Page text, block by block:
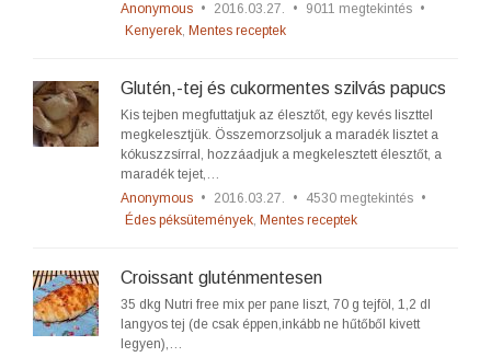
Anonymous • 2016.03.27. • 9011 megtekintés •
Kenyerek, Mentes receptek
Glutén,-tej és cukormentes szilvás papucs
Kis tejben megfuttatjuk az élesztőt, egy kevés liszttel
megkelesztjük. Összemorzsoljuk a maradék lisztet a
kókuszzsírral, hozzáadjuk a megkelesztett élesztőt, a
maradék tejet,…
Anonymous • 2016.03.27. • 4530 megtekintés •
Édes péksütemények, Mentes receptek
Croissant gluténmentesen
35 dkg Nutri free mix per pane liszt, 70 g tejföl, 1,2 dl
langyos tej (de csak éppen,inkább ne hűtőből kivett
legyen),…